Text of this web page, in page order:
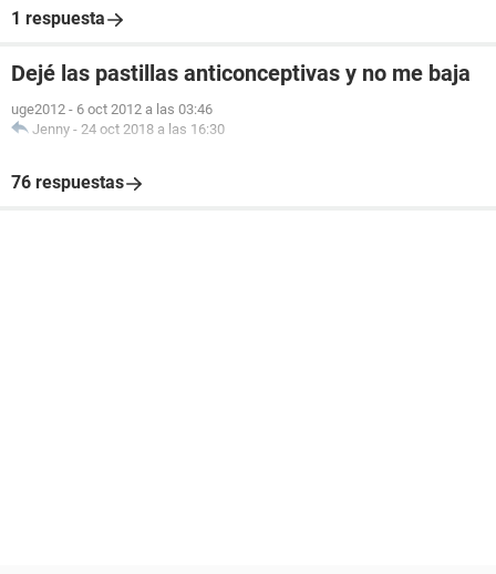
1 respuesta
Dejé las pastillas anticonceptivas y no me baja
uge2012 - 6 oct 2012 a las 03:46
Jenny - 24 oct 2018 a las 16:30
76 respuestas